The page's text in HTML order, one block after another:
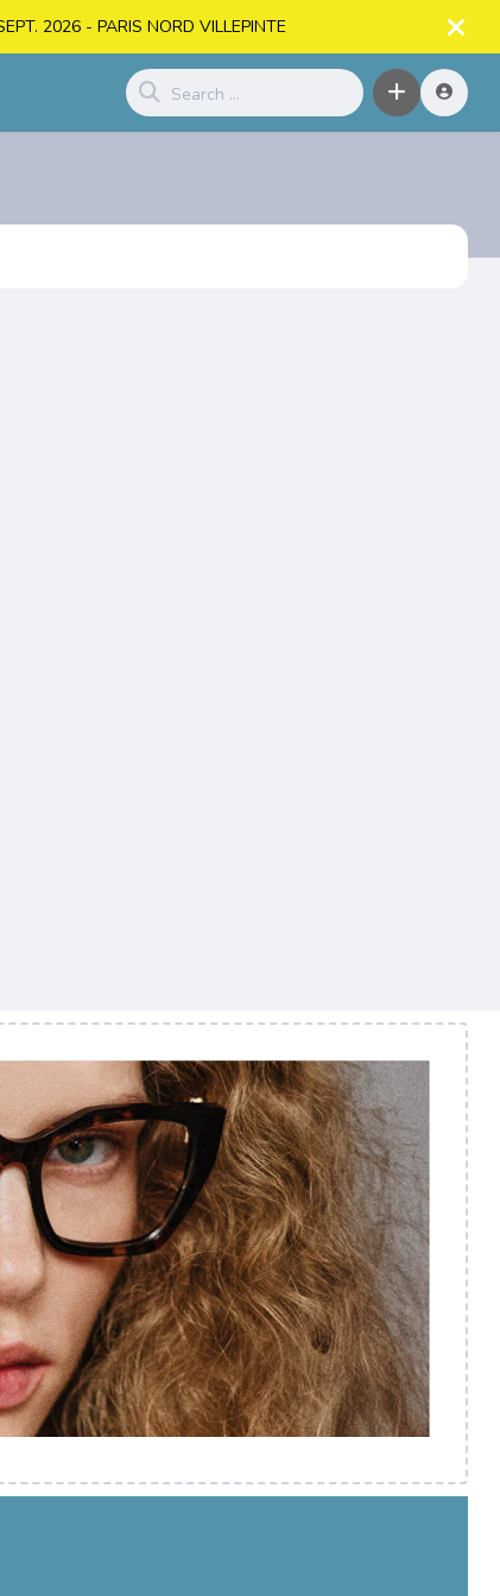
2026 - PARIS NORD VILLEPINTE